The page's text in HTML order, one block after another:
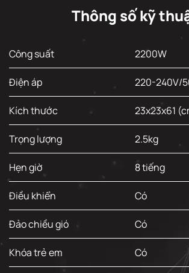
Thông số kỹ
Công suất 2200W
Điện áp 220-240V/
Kích thước 23x23x61
Trọng lượng 2.5kg
Hẹn giờ 8 tiếng
Điều khiển Có
Đảo chiều gió Có
Khóa trẻ em Có